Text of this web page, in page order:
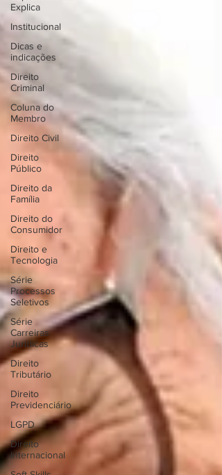
Explica
Institucional
Dicas e
indicações
Direito
Criminal
Coluna do
Membro
Direito Civil
Direito
Público
Direito da
Família
Direito do
Consumidor
Direito e
Tecnologia
Série
Processos
Seletivos
Série
Carreiras
Jurídicas
Direito
Tributário
Direito
Previdenciário
LGPD
Direito
Internacional